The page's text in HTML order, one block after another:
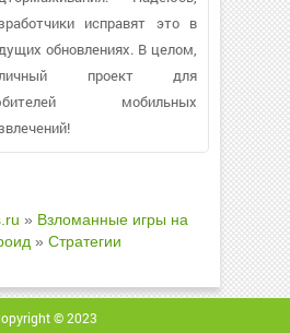
исправят это в
обновлениях. В целом,
проект для
мобильных
» Взломанные игры на
» Стратегии
© 2023